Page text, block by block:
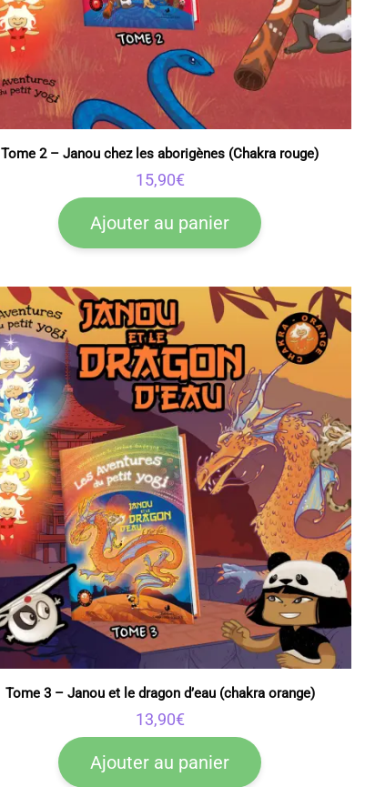
Tome 2 – Janou chez les aborigènes (Chakra rouge)
15,90€
Ajouter au panier
Tome 3 – Janou et le dragon d’eau (chakra orange)
13,90€
Ajouter au panier